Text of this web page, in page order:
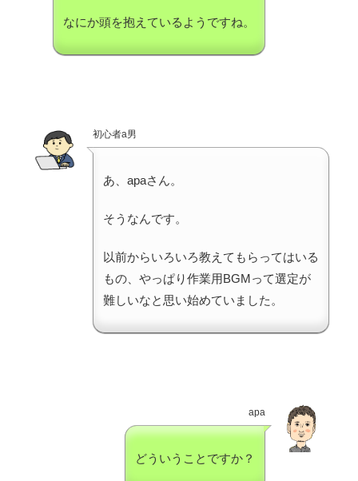
なにか頭を抱えているようですね。
初心者a男
あ、apaさん。
そうなんです。
以前からいろいろ教えてもらってはいる
もの、やっぱり作業用BGMって選定が
難しいなと思い始めていました。
apa
どういうことですか？